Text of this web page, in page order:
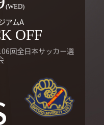
(WED)
アムA
OFF
回全日本サッカー選